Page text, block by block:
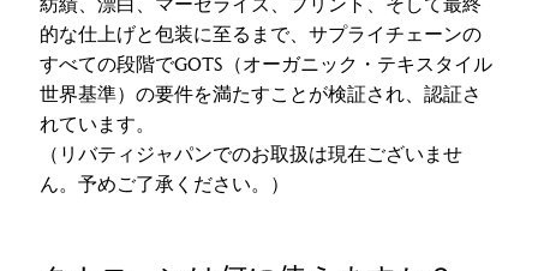
的な仕上げと包装に至るまで、サプライチェーンの
すべての段階でGOTS（オーガニック・テキスタイル
世界基準）の要件を満たすことが検証され、認証さ
れています。
（リバティジャパンでのお取扱は現在ございませ
ん。予めご了承ください。）